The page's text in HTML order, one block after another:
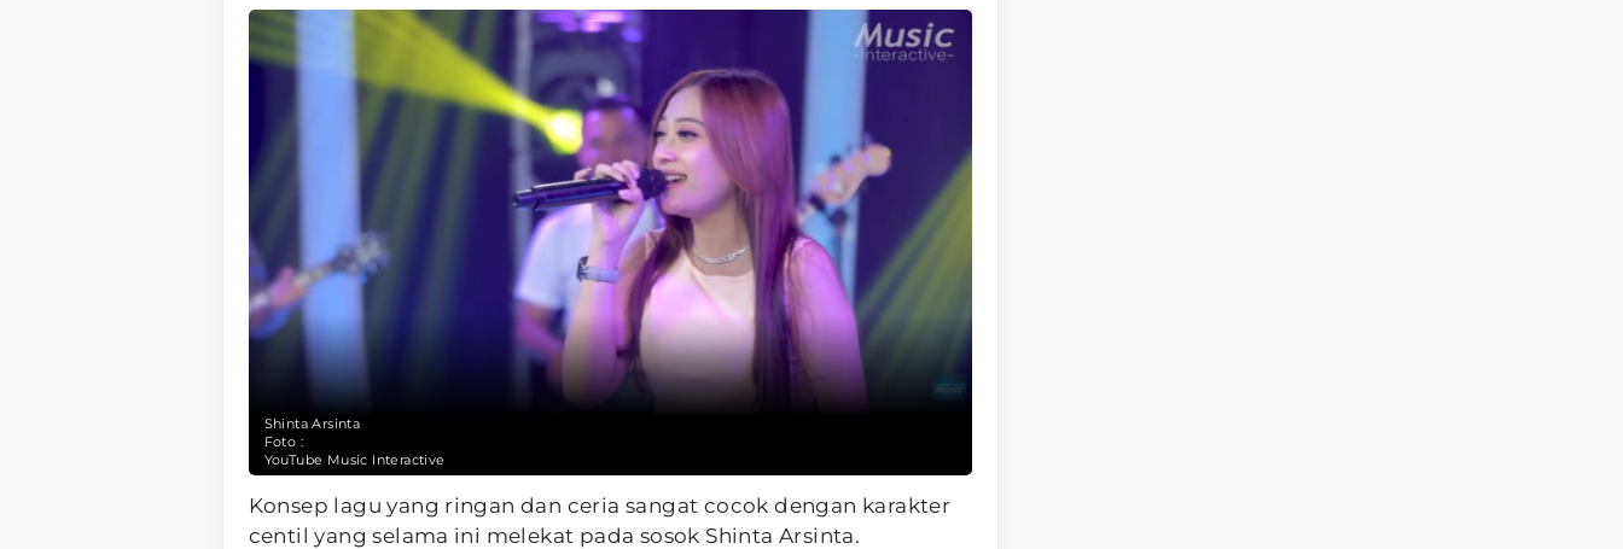
Shinta Arsinta
Foto :
YouTube Music Interactive
Konsep lagu yang ringan dan ceria sangat cocok dengan karakter
centil yang selama ini melekat pada sosok Shinta Arsinta.